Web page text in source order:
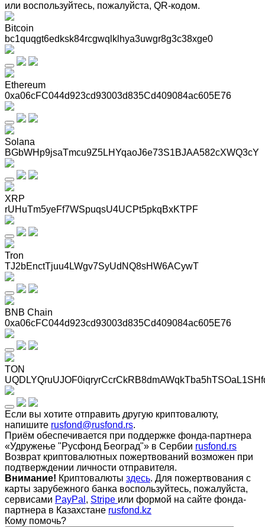
или воспользуйтесь, пожалуйста, QR-кодом.
Bitcoin
bc1quqgt6edksk84rcgwqlklhya3uwgr8g3c38xge0
Ethereum
0xa06cFC044d923cd93003d835Cd409084ac605E76
Solana
BGbWHp9jsaTmcu9Z5LHYqaoJ6e73S1BJAA582cXWQ3cY
XRP
rUHuTm5yeFf7WSpuqsU4UCPt5pkqBxKTPF
Tron
TJ2bEnctTjuu4LWgv7SyUdNQ8sHW6ACywT
BNB Chain
0xa06cFC044d923cd93003d835Cd409084ac605E76
TON
Если вы хотите отправить другую криптовалюту,
напишите rusfond@rusfond.rs.
Приём обеспечивается при поддержке фонда-партнера
«Удружење "Русфонд Београд"» в Сербии rusfond.rs
Возврат криптовалютных пожертвований возможен при
подтверждении личности отправителя.
Внимание! Криптовалюты здесь. Для пожертвования с
карты зарубежного банка воспользуйтесь, пожалуйста,
сервисами PayPal , Stripe или формой на сайте фонда-
партнера в Казахстане rusfond.kz
Кому помочь?